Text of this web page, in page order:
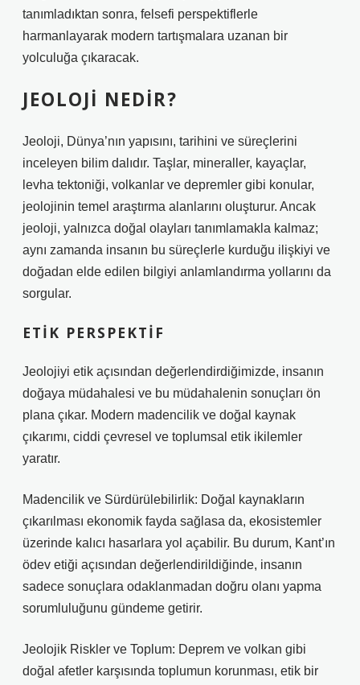
tanımladıktan sonra, felsefi perspektiflerle
harmanlayarak modern tartışmalara uzanan bir
yolculuğa çıkaracak.
JEOLOJI NEDIR?
Jeoloji, Dünya’nın yapısını, tarihini ve süreçlerini
inceleyen bilim dalıdır. Taşlar, mineraller, kayaçlar,
levha tektoniği, volkanlar ve depremler gibi konular,
jeolojinin temel araştırma alanlarını oluşturur. Ancak
jeoloji, yalnızca doğal olayları tanımlamakla kalmaz;
aynı zamanda insanın bu süreçlerle kurduğu ilişkiyi ve
doğadan elde edilen bilgiyi anlamlandırma yollarını da
sorgular.
ETIK PERSPEKTIF
Jeolojiyi etik açısından değerlendirdiğimizde, insanın
doğaya müdahalesi ve bu müdahalenin sonuçları ön
plana çıkar. Modern madencilik ve doğal kaynak
çıkarımı, ciddi çevresel ve toplumsal etik ikilemler
yaratır.
Madencilik ve Sürdürülebilirlik: Doğal kaynakların
çıkarılması ekonomik fayda sağlasa da, ekosistemler
üzerinde kalıcı hasarlara yol açabilir. Bu durum, Kant’ın
ödev etiği açısından değerlendirildiğinde, insanın
sadece sonuçlara odaklanmadan doğru olanı yapma
sorumluluğunu gündeme getirir.
Jeolojik Riskler ve Toplum: Deprem ve volkan gibi
doğal afetler karşısında toplumun korunması, etik bir